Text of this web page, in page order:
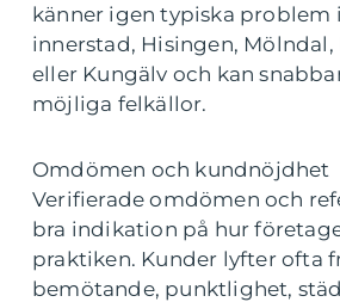
känner igen typiska problem
innerstad, Hisingen,
eller Kungälv och kan
möjliga felkällor.
Omdömen och kundnöjdhet
Verifierade omdömen och
bra indikation på hur
praktiken. Kunder lyfter ofta
bemötande, punktlighet,